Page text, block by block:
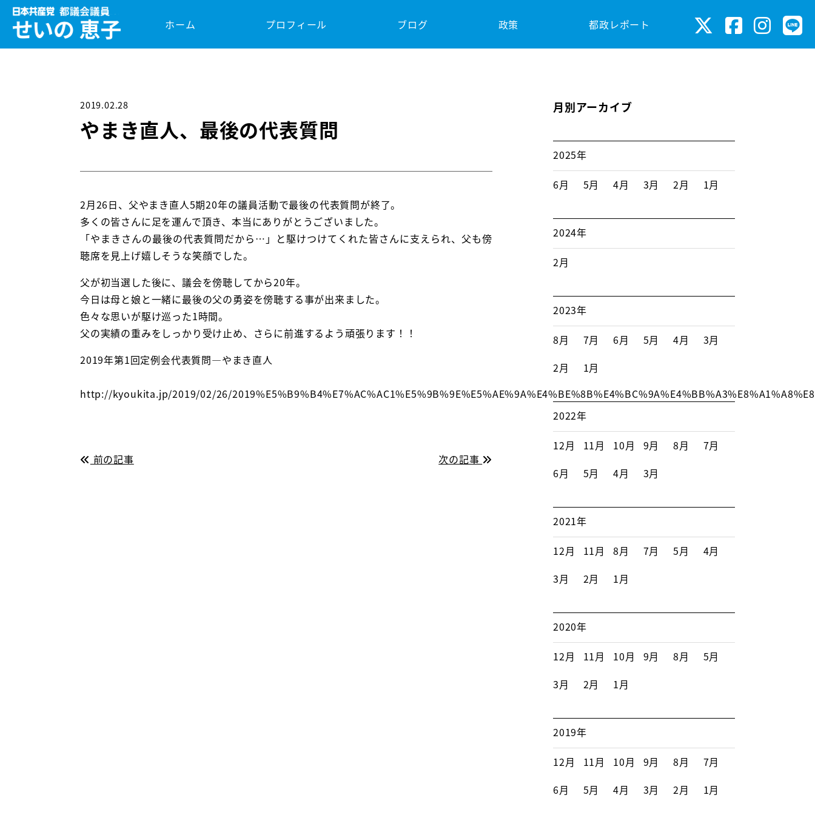
ホーム プロフィール ブログ 政策 都政レポート
2019.02.28
やまき直人、最後の代表質問
2月26日、父やまき直人5期20年の議員活動で最後の代表質問が終了。
多くの皆さんに足を運んで頂き、本当にありがとうございました。
「やまきさんの最後の代表質問だから…」と駆けつけてくれた皆さんに支えられ、父も傍
聴席を見上げ嬉しそうな笑顔でした。
父が初当選した後に、議会を傍聴してから20年。
今日は母と娘と一緒に最後の父の勇姿を傍聴する事が出来ました。
色々な思いが駆け巡った1時間。
父の実績の重みをしっかり受け止め、さらに前進するよう頑張ります！！
2019年第1回定例会代表質問―やまき直人
http://kyoukita.jp/2019/02/26/
前の記事 次の記事
月別アーカイブ
2025年
6月 5月 4月 3月 2月 1月
2024年
2月
2023年
8月 7月 6月 5月 4月
3月
2月
1月
2022年
12月 11月 10月 9月 8月
7月
6月
5月 4月 3月
2021年
12月 11月 8月 7月 5月
4月
3月
2月 1月
2020年
12月 11月 10月 9月 8月
5月
3月
2月 1月
2019年
12月 11月 10月 9月 8月
7月
6月
5月 4月 3月 2月 1月